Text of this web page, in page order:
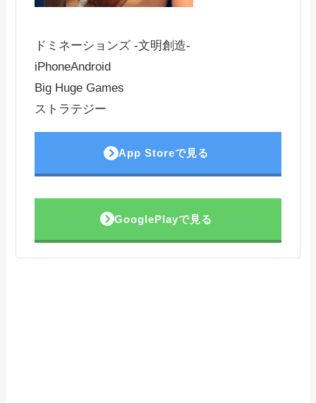
ドミネーションズ -文明創造-
iPhoneAndroid
Big Huge Games
ストラテジー
App Storeで見る
GooglePlayで見る